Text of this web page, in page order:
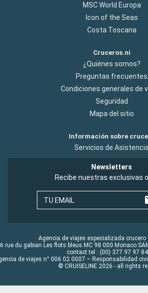
MSC World Europa
Icon of the Seas
Costa Toscana
Cruceros.ni
¿Quiénes somos?
Preguntas frecuentes
Condiciones generales de
Seguridad
Mapa del sitio
Información sobre
Servicios de Asistencia
Newsletters
Recibe nuestras exclusivas
TU EMAIL
Agencia de viajes especializada crucero
rue du gabian Les flots bleus MC 98 000 Monaco
contact tel : (00) 377 97 97
de viajes n° 006 02 0007 – Responsabilidad
© CRUISELINE 2026 - all rights